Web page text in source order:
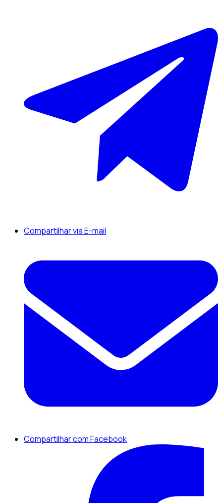
Compartilhar via E-mail
Compartilhar com Facebook